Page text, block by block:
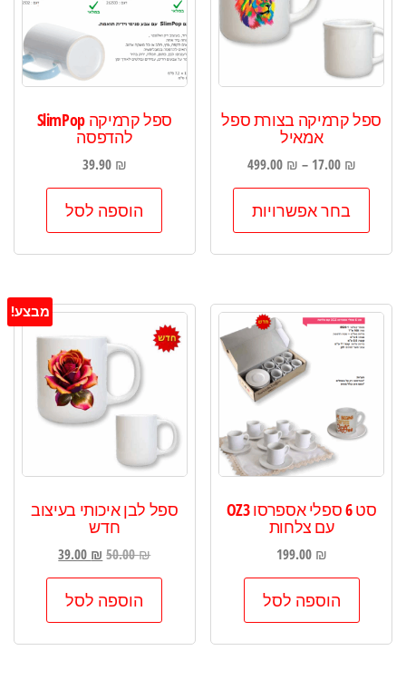
ספל קרמיקה בצורת ספל
אמאיל
17.00 ₪
–
499.00 ₪
טווח
מחירים:
עד
⁦499.00 ₪⁩
בחר אפשרויות
למוצר
ניתן
לבחור
את
המוצר
ספל קרמיקה SlimPop
להדפסה
39.90 ₪
הוספה לסל
סט 6 ספלי אספרסו OZ3
עם צלחות
199.00 ₪
הוספה לסל
מבצע!
ספל לבן איכותי בעיצוב
חדש
50.00₪
המחיר
המקורי
היה:
50.00 ₪.
39.00 ₪
המחיר
הנוכחי
39.00 ₪.
הוספה לסל